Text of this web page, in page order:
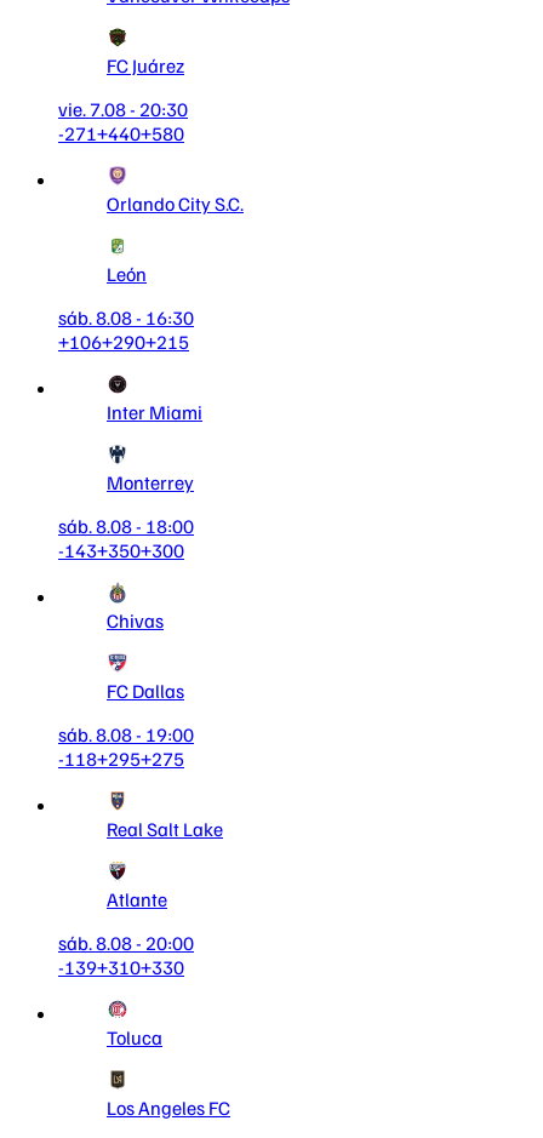
FC Juárez
vie. 7.08 - 20:30
-271+440+580
Orlando City S.C.
León
sáb. 8.08 - 16:30
+106+290+215
Inter Miami
Monterrey
sáb. 8.08 - 18:00
-143+350+300
Chivas
FC Dallas
sáb. 8.08 - 19:00
-118+295+275
Real Salt Lake
Atlante
sáb. 8.08 - 20:00
-139+310+330
Toluca
Los Angeles FC